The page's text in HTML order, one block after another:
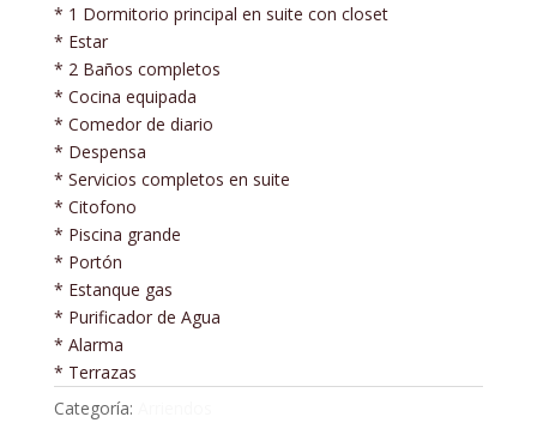
* 1 Dormitorio principal en suite con closet
* Estar
* 2 Baños completos
* Cocina equipada
* Comedor de diario
* Despensa
* Servicios completos en suite
* Citofono
* Piscina grande
* Portón
* Estanque gas
* Purificador de Agua
* Alarma
* Terrazas
Categoría: